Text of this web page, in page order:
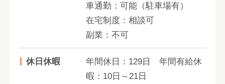
車通勤：可能（駐車場有）
在宅制度：相談可
副業：不可
休日休暇
年間休日：129日 年間有給休
暇：10日～21日